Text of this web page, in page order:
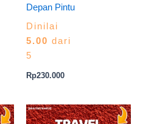
Depan Pintu
Dinilai
5.00 dari
5
Rp230.000